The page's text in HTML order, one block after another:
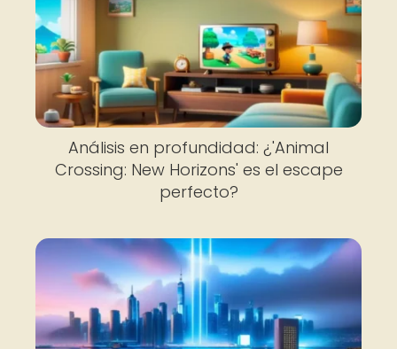
Análisis en profundidad: ¿'Animal
Crossing: New Horizons' es el escape
perfecto?